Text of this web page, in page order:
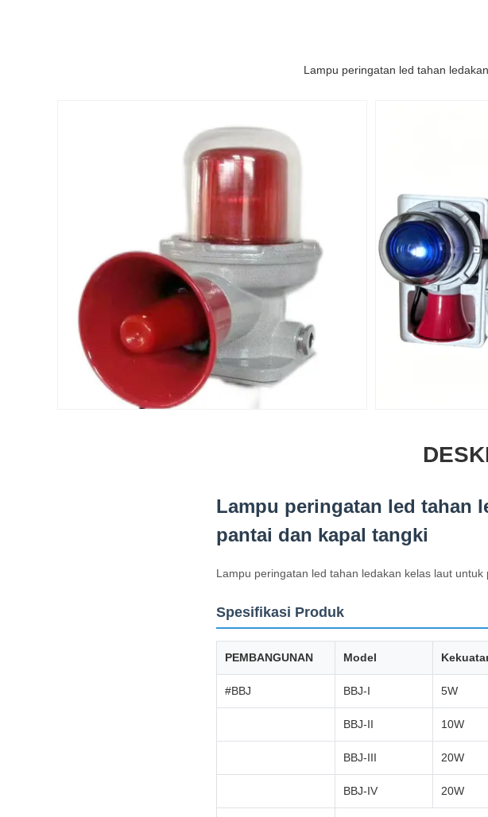
Lampu peringatan led tahan
Lampu peringatan led tahan
pantai dan kapal tangki
Lampu peringatan led tahan ledakan kelas laut
Spesifikasi Produk
PEMBANGUNAN Model
#BBJ BBJ-I 5W
BBJ-II 10W
BBJ-III 20W
BBJ-IV 20W